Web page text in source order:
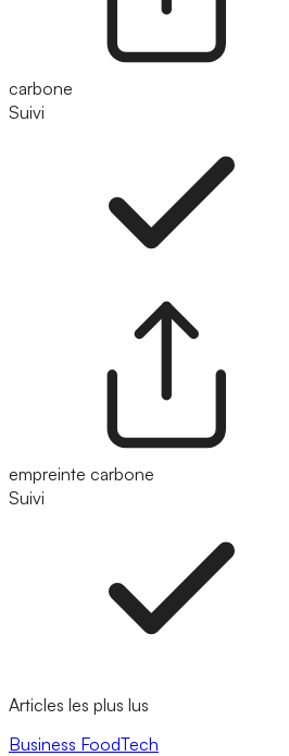
carbone
Suivi
empreinte carbone
Suivi
Articles les plus lus
Business FoodTech